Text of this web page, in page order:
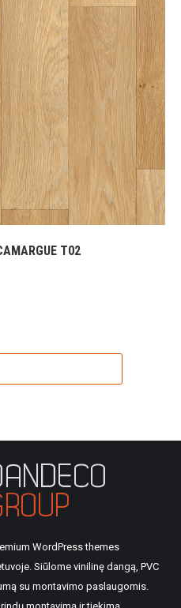
T02
WordPress themes
Siūlome vinilinę dangą, PVC
su montavimo paslaugomis.